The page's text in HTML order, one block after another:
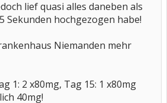
lief quasi alles daneben als
Sekunden hochgezogen habe!
Niemanden mehr
1: 2 x80mg, Tag 15: 1 x80mg
40mg!